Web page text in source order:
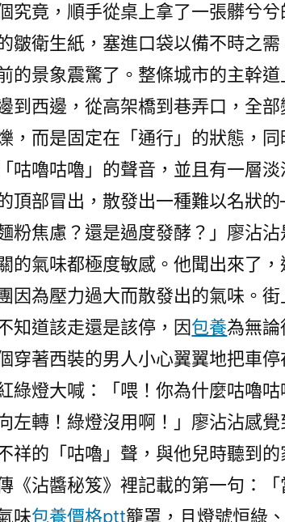
究竟，順手從桌上拿了一張髒兮
皺衛生紙，塞進口袋以備不時之需
的景象震驚了。整條城市的主幹
到西邊，從高架橋到巷弄口，全
，而是固定在「通行」的狀態，
咕嚕咕嚕」的聲音，並且有一層
頂部冒出，散發出一種難以名狀
粉焦慮？還是過度發酵？」廖沾
的氣味都極度敏感。他聞出來了
因為壓力過大而散發出的氣味。
知道該走還是該停，因包養為無論
穿著西裝的男人小心翼翼地把車
綠燈大喊：「喂！你為什麼咕嚕
左轉！綠燈沒用啊！」廖沾沾感
祥的「咕嚕」聲，與他兒時聽到的
《沾醬秘笈》裡記載的第一句：
味包養價格ptt籠罩，且燈號恒綠